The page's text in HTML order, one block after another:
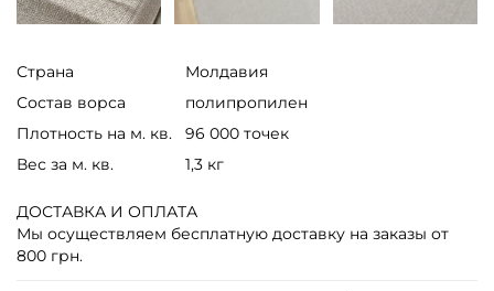
Страна
Молдавия
Состав ворса
полипропилен
Плотность на м. кв.
96 000 точек
Вес за м. кв.
1,3 кг
ДОСТАВКА И ОПЛАТА
Мы осуществляем бесплатную доставку на заказы от
800 грн.